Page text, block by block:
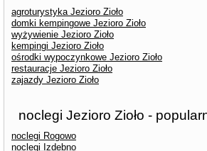
agroturystyka Jezioro Zioło
domki kempingowe Jezioro Zioło
wyżywienie Jezioro Zioło
kempingi Jezioro Zioło
ośrodki wypoczynkowe Jezioro Zioło
restauracje Jezioro Zioło
zajazdy Jezioro Zioło
noclegi Jezioro Zioło -
noclegi Rogowo
noclegi Izdebno